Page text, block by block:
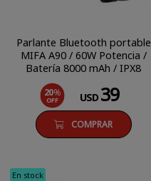
Parlante Bluetooth portable
MIFA A90 / 60W Potencia /
Batería 8000 mAh / IPX8
20%
OFF USD 39
COMPRAR
En stock